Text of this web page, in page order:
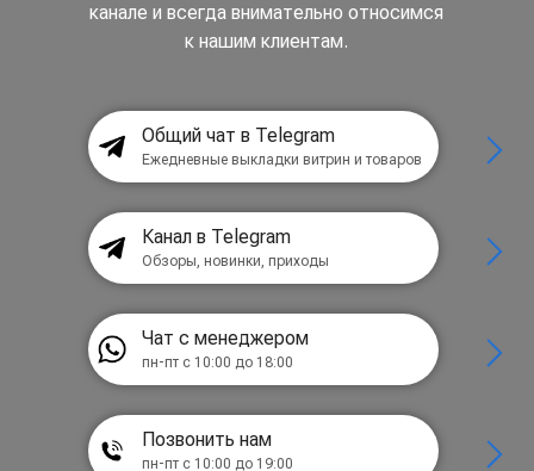
канале и всегда внимательно относимся
к нашим клиентам.
Общий чат в Telegram
Ежедневные выкладки витрин и товаров
Канал в Telegram
Обзоры, новинки, приходы
Чат с менеджером
пн-пт с 10:00 до 18:00
Позвонить нам
пн-пт с 10:00 до 19:00